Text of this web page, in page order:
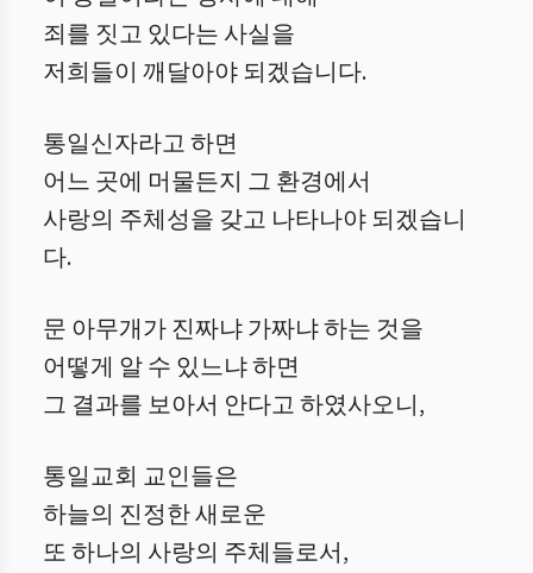
죄를 짓고 있다는 사실을
저희들이 깨달아야 되겠습니다.
통일신자라고 하면
어느 곳에 머물든지 그 환경에서
사랑의 주체성을 갖고 나타나야 되겠습니
다.
문 아무개가 진짜냐 가짜냐 하는 것을
어떻게 알 수 있느냐 하면
그 결과를 보아서 안다고 하였사오니,
통일교회 교인들은
하늘의 진정한 새로운
또 하나의 사랑의 주체들로서,